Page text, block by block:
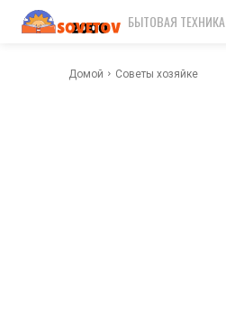
БЫТОВАЯ ТЕХНИКА
Домой Советы хозяйке